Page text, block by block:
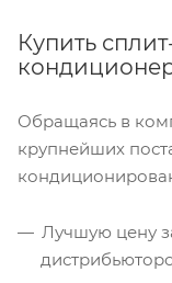
Купить
Обращаясь в
крупнейших
Лучшую цену